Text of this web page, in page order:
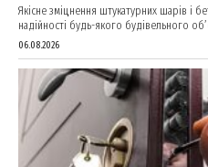
Якісне зміцнення штукатурних шарів і
надійності будь-якого будівельного
06.08.2026